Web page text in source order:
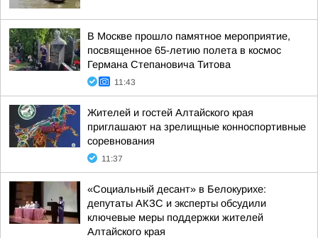
В Москве прошло памятное мероприятие,
посвященное 65-летию полета в космос
Германа Степановича Титова
11:43
Жителей и гостей Алтайского края
приглашают на зрелищные конноспортивные
соревнования
11:37
«Социальный десант» в Белокурихе:
депутаты АКЗС и эксперты обсудили
ключевые меры поддержки жителей
Алтайского края